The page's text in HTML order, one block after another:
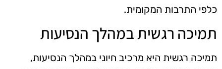
כלפי התרבות המקומית.
תמיכה רגשית במהלך הנסיעות
תמיכה רגשית היא מרכיב חיוני במהלך הנסיעות,